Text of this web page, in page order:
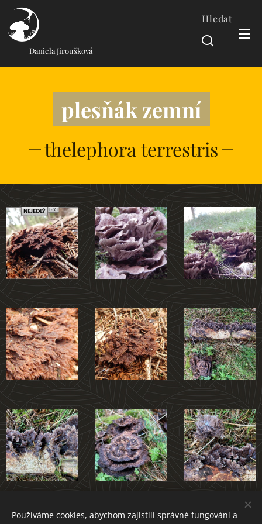
Daniela Jiroušková
Hledat
plesňák zemní
thelephora terrestris
Používáme cookies, abychom zajistili správné fungování a